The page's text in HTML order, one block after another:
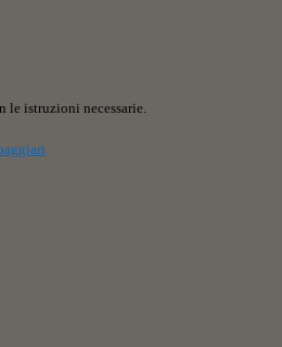
le istruzioni necessarie.